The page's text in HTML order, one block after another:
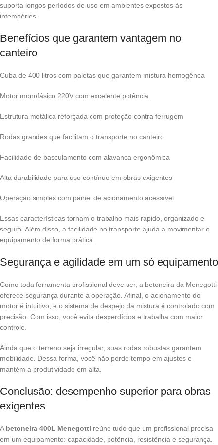
suporta longos períodos de uso em ambientes expostos às
intempéries.
Benefícios que garantem vantagem no
canteiro
Cuba de 400 litros com paletas que garantem mistura homogênea
Motor monofásico 220V com excelente potência
Estrutura metálica reforçada com proteção contra ferrugem
Rodas grandes que facilitam o transporte no canteiro
Facilidade de basculamento com alavanca ergonômica
Alta durabilidade para uso contínuo em obras exigentes
Operação simples com painel de acionamento acessível
Essas características tornam o trabalho mais rápido, organizado e
seguro. Além disso, a facilidade no transporte ajuda a movimentar o
equipamento de forma prática.
Segurança e agilidade em um só equipamento
Como toda ferramenta profissional deve ser, a betoneira da Menegotti
oferece segurança durante a operação. Afinal, o acionamento do
motor é intuitivo, e o sistema de despejo da mistura é controlado com
precisão. Com isso, você evita desperdícios e trabalha com maior
controle.
Ainda que o terreno seja irregular, suas rodas robustas garantem
mobilidade. Dessa forma, você não perde tempo em ajustes e
mantém a produtividade em alta.
Conclusão: desempenho superior para obras
exigentes
A betoneira 400L Menegotti reúne tudo que um profissional precisa
em um equipamento: capacidade, potência, resistência e segurança.